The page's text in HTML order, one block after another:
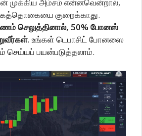
குறைக்காது.
செலுத்தினால், 50% போனஸ்
உங்கள் டெபாசிட் போனஸை
செய்யப் பயன்படுத்தலாம்.